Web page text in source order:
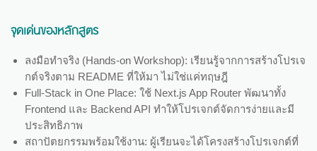
จุดเด่นของหลักสูตร
ลงมือทำจริง (Hands-on Workshop): เรียนรู้จากการสร้างโปรเจ
กต์จริงตาม README ที่ให้มา ไม่ใช่แค่ทฤษฎี
Full-Stack in One Place: ใช้ Next.js App Router พัฒนาทั้ง
Frontend และ Backend API ทำให้โปรเจกต์จัดการง่ายและมี
ประสิทธิภาพ
สถาปัตยกรรมพร้อมใช้งาน: ผู้เรียนจะได้โครงสร้างโปรเจกต์ที่